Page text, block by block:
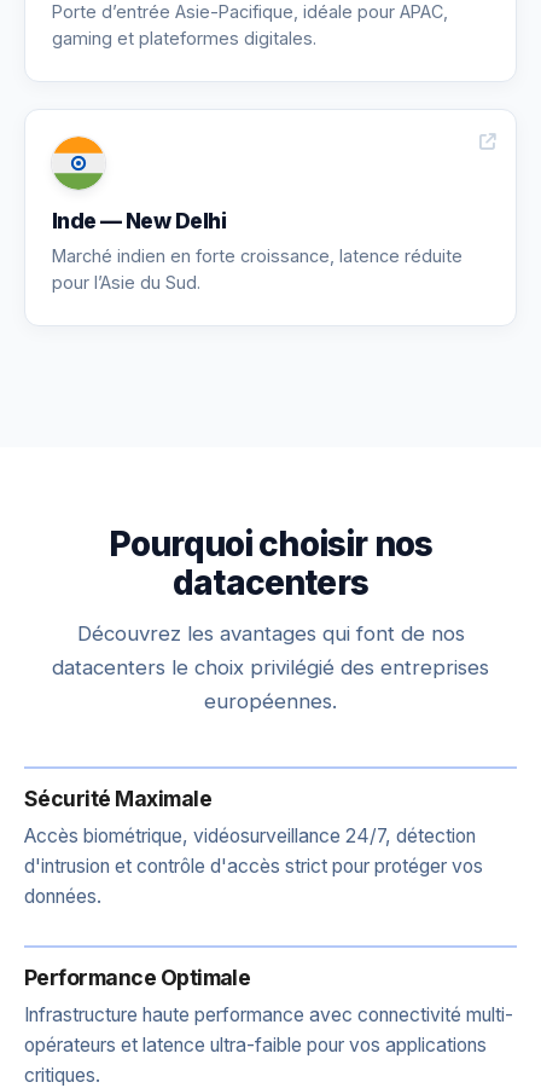
Porte d’entrée Asie-Pacifique, idéale pour APAC,
gaming et plateformes digitales.
Inde — New Delhi
Marché indien en forte croissance, latence réduite
pour l’Asie du Sud.
Pourquoi choisir nos
datacenters
Découvrez les avantages qui font de nos
datacenters le choix privilégié des entreprises
européennes.
Sécurité Maximale
Accès biométrique, vidéosurveillance 24/7, détection
d'intrusion et contrôle d'accès strict pour protéger vos
données.
Performance Optimale
Infrastructure haute performance avec connectivité multi-
opérateurs et latence ultra-faible pour vos applications
critiques.